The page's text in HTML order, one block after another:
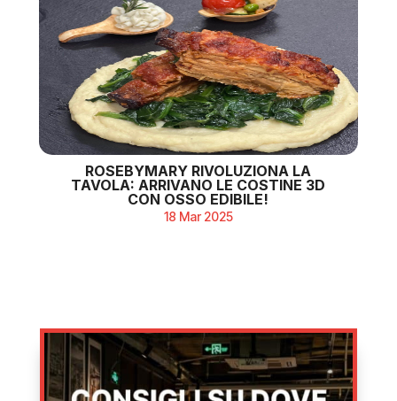
ROSEBYMARY RIVOLUZIONA LA
TAVOLA: ARRIVANO LE COSTINE 3D
CON OSSO EDIBILE!
18 Mar 2025